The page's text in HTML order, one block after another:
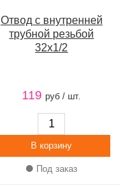
Отвод с внутренней
трубной резьбой
32х1/2
119 руб / шт.
Под заказ